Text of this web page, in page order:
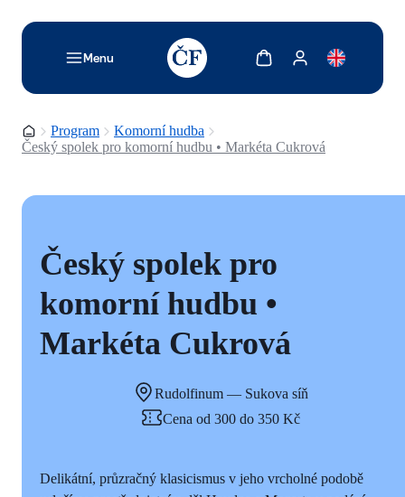
Menu
TODO: Add description for reader
Zobrazit košíkZobrazit můj účet
Domovská stránka
Program
Komorní hudba
Český spolek pro komorní hudbu • Markéta Cukrová
Český spolek pro
komorní hudbu •
Markéta Cukrová
Rudolfinum — Sukova síň
Cena od 300 do 350 Kč
Delikátní, průzračný klasicismus v jeho vrcholné podobě